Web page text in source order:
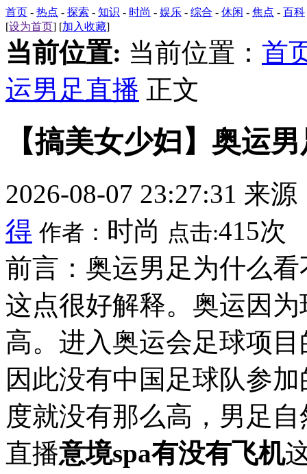
首页 - 热点 - 探索 - 知识 - 时尚 - 娱乐 - 综合 - 休闲 - 焦点 - 百科
[设为首页] [加入收藏]
当前位置: 当前位置： 首
运男足直播 正文
【搞美女少妇】奥运
2026-08-07 23:27:31 来源
得 作者： 时尚 点击:415次
前言：奥运男足为什么
这点很好解释。奥运因
高。进入奥运会足球项
因此没有中国足球队参
度就没有那么高，男足
直播意境spa有没有飞机